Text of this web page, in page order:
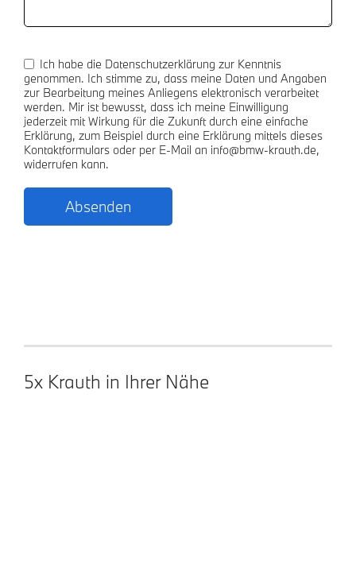
Ich habe die Datenschutzerklärung zur Kenntnis
genommen. Ich stimme zu, dass meine Daten und Angaben
zur Bearbeitung meines Anliegens elektronisch verarbeitet
werden. Mir ist bewusst, dass ich meine Einwilligung
jederzeit mit Wirkung für die Zukunft durch eine einfache
Erklärung, zum Beispiel durch eine Erklärung mittels dieses
Kontaktformulars oder per E-Mail an info@bmw-krauth.de,
widerrufen kann.
5x Krauth in Ihrer Nähe